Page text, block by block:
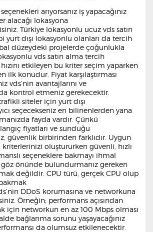
arıyorsanız iş yapacağınız
alacağı lokasyona
Türkiye lokasyonlu ucuz vds satın
yurt dışı lokasyonlu olanları da tercih
düzeydeki projelerde çoğunlukla
vds satın alma tercih
etkileyen bu kriter seçim yaparken
ilk konudur. Fiyat karşılaştırması
vds’nin avantajlarını ve
kontrol etmeniz gerekecektir.
siteler için yurt dışı
seçecekseniz en bilinenlerden yana
fayda vardır. Çünkü
fiyatları ve sunduğu
güvenlik birbirinden farklıdır. Uygun
kriterlerinizi oluştururken güvenli, hızlı
seçeneklere bakmayı ihmal
önünde bulundurmanız gereken
değildir. CPU türü, gerçek CPU olup
DDoS korumasına ve networkuna
Örneğin; performans açısından
için networkun en az 100 Mbps olması
bağlanma sorunu yaşayacağınız
da olumsuz etkilenecektir.